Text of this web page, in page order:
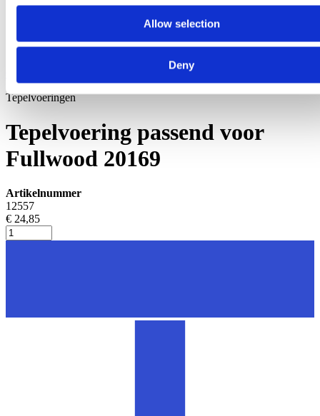
Allow selection
Deny
Ga naar het begin van de afbeeldingen-gallerij
Tepelvoeringen
Tepelvoering passend voor
Fullwood 20169
Artikelnummer
12557
€ 24,85